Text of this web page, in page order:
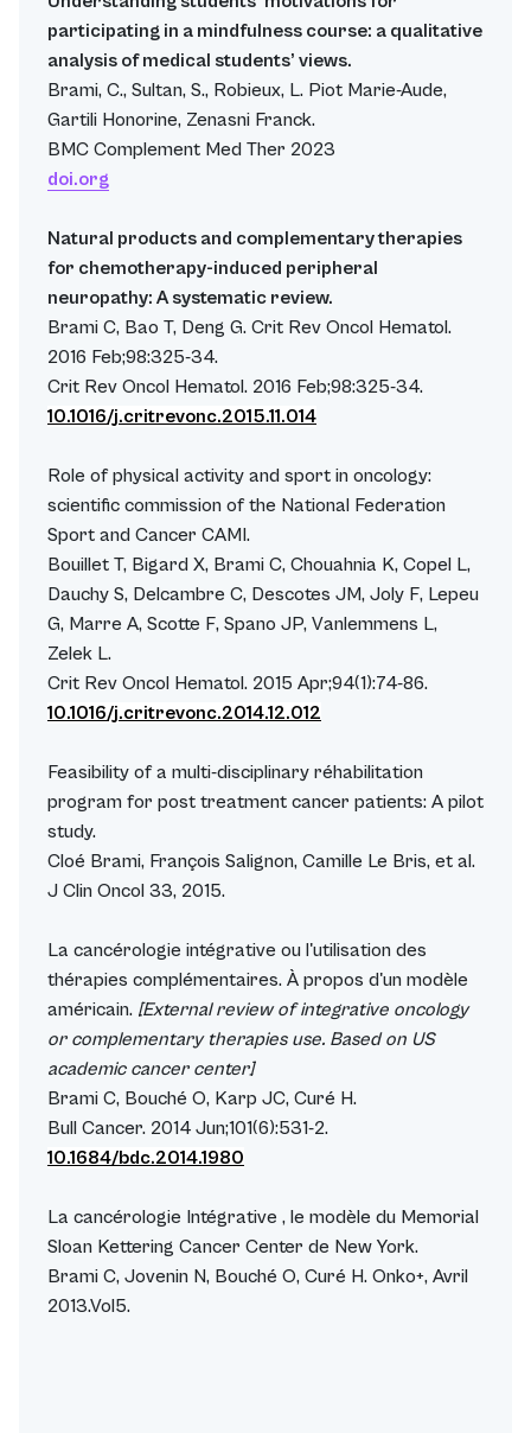
participating in a mindfulness course: a qualitative
analysis of medical students’ views.
Brami, C., Sultan, S., Robieux, L. Piot Marie-Aude,
Gartili Honorine, Zenasni Franck.
BMC Complement Med Ther 2023
doi.org
Natural products and complementary therapies
for chemotherapy-induced peripheral
neuropathy: A systematic review.
Brami C, Bao T, Deng G. Crit Rev Oncol Hematol.
2016 Feb;98:325-34.
Crit Rev Oncol Hematol. 2016 Feb;98:325-34.
10.1016/j.critrevonc.2015.11.014
Role of physical activity and sport in oncology:
scientific commission of the National Federation
Sport and Cancer CAMI.
Bouillet T, Bigard X, Brami C, Chouahnia K, Copel L,
Dauchy S, Delcambre C, Descotes JM, Joly F, Lepeu
G, Marre A, Scotte F, Spano JP, Vanlemmens L,
Zelek L.
Crit Rev Oncol Hematol. 2015 Apr;94(1):74-86.
10.1016/j.critrevonc.2014.12.012
Feasibility of a multi-disciplinary réhabilitation
program for post treatment cancer patients: A pilot
study.
Cloé Brami, François Salignon, Camille Le Bris, et al.
J Clin Oncol 33, 2015.
La cancérologie intégrative ou l'utilisation des
thérapies complémentaires. À propos d'un modèle
américain. [External review of integrative oncology
or complementary therapies use. Based on US
academic cancer center]
Brami C, Bouché O, Karp JC, Curé H.
Bull Cancer. 2014 Jun;101(6):531-2.
10.1684/bdc.2014.1980
La cancérologie Intégrative , le modèle du Memorial
Sloan Kettering Cancer Center de New York.
Brami C, Jovenin N, Bouché O, Curé H. Onko+, Avril
2013.Vol5.